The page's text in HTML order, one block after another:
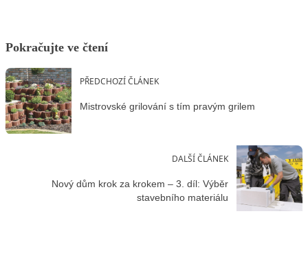
Pokračujte ve čtení
PŘEDCHOZÍ ČLÁNEK
Mistrovské grilování s tím pravým grilem
DALŠÍ ČLÁNEK
Nový dům krok za krokem – 3. díl: Výběr
stavebního materiálu